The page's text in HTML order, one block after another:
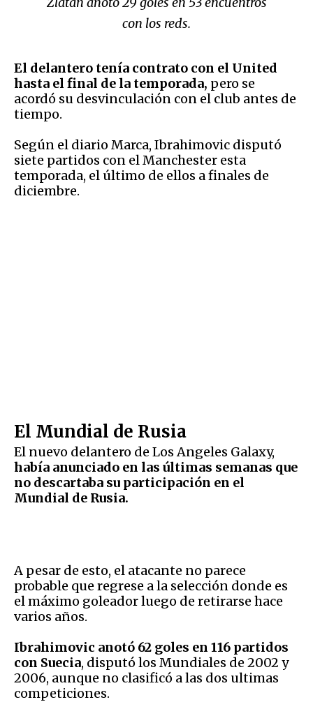
con los reds.
El delantero tenía contrato con el United
hasta el final de la temporada, pero se
acordó su desvinculación con el club antes de
tiempo.
Según el diario Marca, Ibrahimovic disputó
siete partidos con el Manchester esta
temporada, el último de ellos a finales de
diciembre.
El Mundial de Rusia
El nuevo delantero de Los Angeles Galaxy,
había anunciado en las últimas semanas que
no descartaba su participación en el
Mundial de Rusia.
A pesar de esto, el atacante no parece
probable que regrese a la selección donde es
el máximo goleador luego de retirarse hace
varios años.
Ibrahimovic anotó 62 goles en 116 partidos
con Suecia, disputó los Mundiales de 2002 y
2006, aunque no clasificó a las dos ultimas
competiciones.